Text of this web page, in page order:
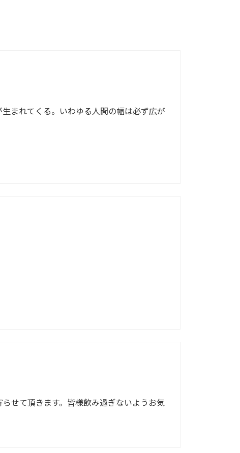
まれてくる。いわゆる人間の幅は必ず広が
せて頂きます。皆様飲み過ぎないようお気